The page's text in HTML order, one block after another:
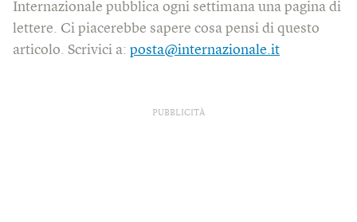
Internazionale pubblica ogni settimana una pagina di
lettere. Ci piacerebbe sapere cosa pensi di questo
articolo. Scrivici a: posta@internazionale.it
PUBBLICITÀ